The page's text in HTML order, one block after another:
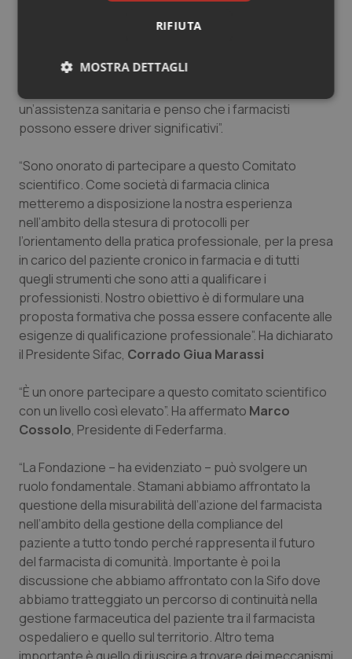
nostro intento primario è quello di mettere al centro la
farmaceutica in tutte le sue componenti può
un’assistenza sanitaria e penso che i farmacisti
possono essere driver significativi”.
“Sono onorato di partecipare a questo Comitato
scientifico. Come società di farmacia clinica
metteremo a disposizione la nostra esperienza
nell’ambito della stesura di protocolli per
l’orientamento della pratica professionale, per la presa
in carico del paziente cronico in farmacia e di tutti
quegli strumenti che sono atti a qualificare i
professionisti. Nostro obiettivo è di formulare una
proposta formativa che possa essere confacente alle
esigenze di qualificazione professionale”. Ha dichiarato
il Presidente Sifac, Corrado Giua Marassi
“È un onore partecipare a questo comitato scientifico
con un livello così elevato”. Ha affermato Marco
Cossolo, Presidente di Federfarma.
“La Fondazione – ha evidenziato – può svolgere un
ruolo fondamentale. Stamani abbiamo affrontato la
questione della misurabilità dell’azione del farmacista
nell’ambito della gestione della compliance del
paziente a tutto tondo perché rappresenta il futuro
del farmacista di comunità. Importante è poi la
discussione che abbiamo affrontato con la Sifo dove
abbiamo tratteggiato un percorso di continuità nella
gestione farmaceutica del paziente tra il farmacista
ospedaliero e quello sul territorio. Altro tema
RIFIUTA
MOSTRA DETTAGLI
Necessari Statistici Marketing
Necessari Statistici Marketing
I cookie necessari contribuiscono a rendere fruibile il
sito web abilitandone funzionalità di base quali la
navigazione sulle pagine e l'accesso alle aree
protette del sito. Il sito web non è in grado di
funzionare correttamente senza questi cookie.
Nome
Fornitore/Dominio
VISITOR_PRIVACY_METADATA
YouTube
.youtube.com
5
www.quotidianosanita.it